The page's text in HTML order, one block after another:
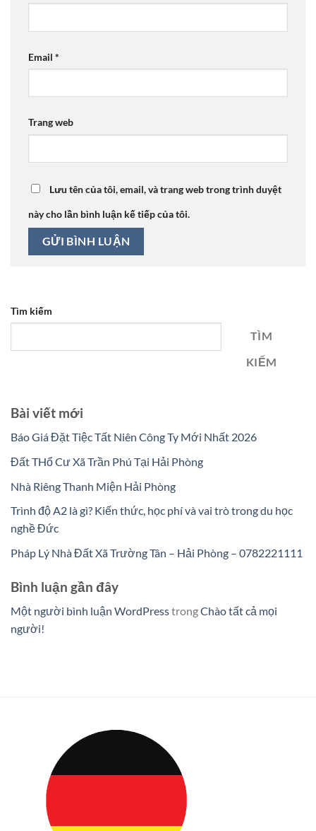
Email *
Trang web
Lưu tên của tôi, email, và trang web trong trình duyệt
này cho lần bình luận kế tiếp của tôi.
Tìm kiếm
TÌM
KIẾM
Bài viết mới
Báo Giá Đặt Tiệc Tất Niên Công Ty Mới Nhất 2026
Đất THổ Cư Xã Trần Phú Tại Hải Phòng
Nhà Riêng Thanh Miện Hải Phòng
Trình độ A2 là gì? Kiến thức, học phí và vai trò trong du học
nghề Đức
Pháp Lý Nhà Đất Xã Trường Tân – Hải Phòng – 0782221111
Bình luận gần đây
Một người bình luận WordPresstrongChào tất cả mọi
người!